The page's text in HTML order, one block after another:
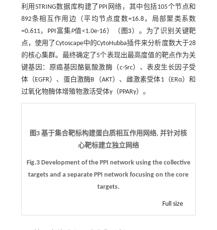
利用STRING数据库构建了PPI网络，其中包括105个节点和
892条相互作用边（平均节点度数=16.8，局部聚类系数
=0.611，PPI富集P值<1.0e-16）（ 图3）。为了识别关键靶
点，使用了Cytoscape中的CytoHubba插件来分析度数大于28
的核心集群。最终确定了5个表现出最高度值的靶点作为关
键基因：原癌基因酪氨酸激酶（c-Src）、表皮生长因子受
体（EGFR）、蛋白激酶B（AKT）、雌激素受体1（ERα）和
过氧化物酶体增殖物激活受体γ（PPARγ）。
图3 基于集合靶标构建蛋白质相互作用网络, 并针对核
心靶标建立独立网络
Fig.3 Development of the PPI network using the collective
targets and a separate PPI network focusing on the core
targets.
Full size